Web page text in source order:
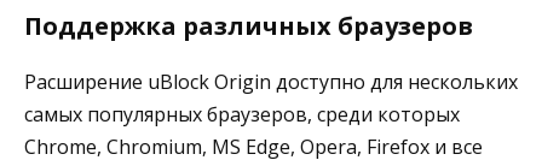
Поддержка различных браузеров
Расширение uBlock Origin доступно для нескольких
самых популярных браузеров, среди которых
Chrome, Chromium, MS Edge, Opera, Firefox и все